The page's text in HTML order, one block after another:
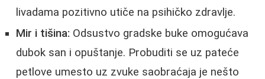
livadama pozitivno utiče na psihičko zdravlje.
Mir i tišina: Odsustvo gradske buke omogućava
dubok san i opuštanje. Probuditi se uz pateće
petlove umesto uz zvuke saobraćaja je nešto